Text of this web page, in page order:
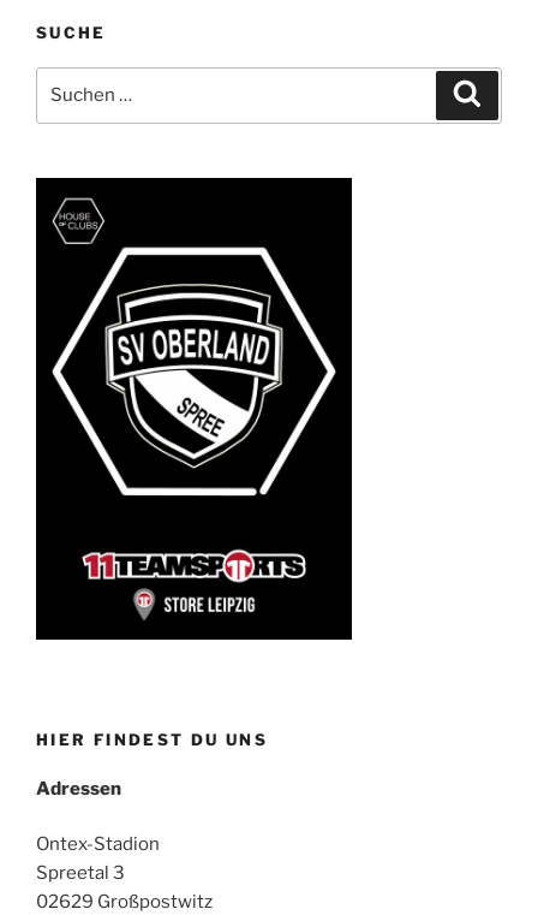
SUCHE
nach:
HIER FINDEST DU UNS
Adressen
Ontex-Stadion
Spreetal 3
02629 Großpostwitz